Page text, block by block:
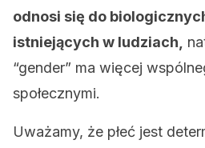
odnosi się do
istniejących w ludziach,
“gender” ma więcej
społecznymi.
Uważamy, że płeć jest